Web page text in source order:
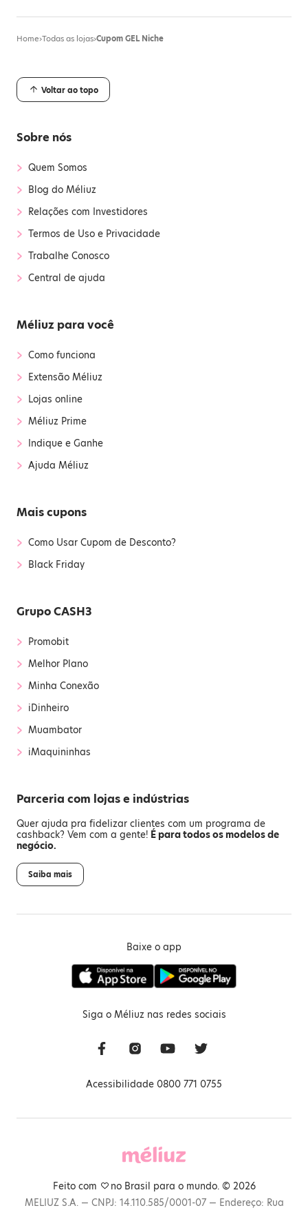
Home›Todas as lojas›Cupom GEL Niche
Voltar ao topo
Sobre nós
› Quem Somos
› Blog do Méliuz
› Relações com Investidores
› Termos de Uso e Privacidade
› Trabalhe Conosco
› Central de ajuda
Méliuz para você
› Como funciona
› Extensão Méliuz
› Lojas online
› Méliuz Prime
› Indique e Ganhe
› Ajuda Méliuz
Mais cupons
› Como Usar Cupom de Desconto?
› Black Friday
Grupo CASH3
› Promobit
› Melhor Plano
› Minha Conexão
› iDinheiro
› Muambator
› iMaquininhas
Parceria com lojas e indústrias
Quer ajuda pra fidelizar clientes com um programa de
cashback? Vem com a gente! É para todos os modelos de
negócio.
Saiba mais
Baixe o app
Siga o Méliuz nas redes sociais
Acessibilidade 0800 771 0755
Feito com
no Brasil para o mundo. © 2026
MELIUZ S.A. — CNPJ: 14.110.585/0001-07 — Endereço: Rua